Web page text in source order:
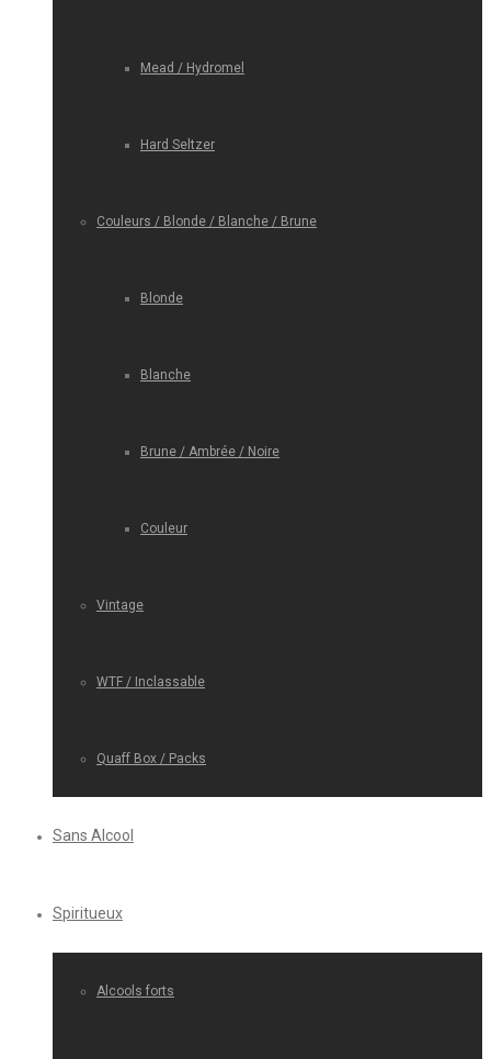
Mead / Hydromel
Hard Seltzer
Couleurs / Blonde / Blanche / Brune
Blonde
Blanche
Brune / Ambrée / Noire
Couleur
Vintage
WTF / Inclassable
Quaff Box / Packs
Sans Alcool
Spiritueux
Alcools forts